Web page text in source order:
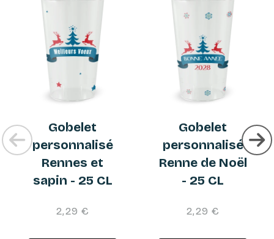
Gobelet
personnalisé
Rennes et
sapin - 25 CL
2,29 €
Gobelet
personnalisé
Renne de Noël
- 25 CL
2,29 €